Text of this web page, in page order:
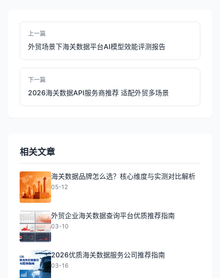
上一篇
外贸场景下海关数据平台AI模型效能评测报告
下一篇
2026海关数据API服务商推荐 适配外贸多场景
相关文章
海关数据品牌怎么选？核心维度与实测对比解析
05-12
外贸企业海关数据查询平台优质推荐指南
03-10
2026优质海关数据服务公司推荐指南
03-16